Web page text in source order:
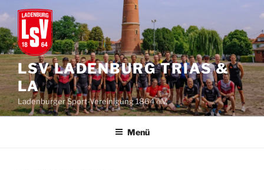
Inhalt
springen
LSV LADENBURG TRIAS &
LA
Ladenburger Sport-Vereinigung 1864 e.V.
Menü